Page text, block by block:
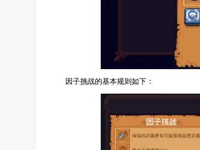
因子挑战的基本规则如下：